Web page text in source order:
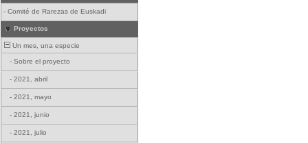
- Comité de Rarezas de Euskadi
Proyectos
Un mes, una especie
- Sobre el proyecto
- 2021, abril
- 2021, mayo
- 2021, junio
- 2021, julio